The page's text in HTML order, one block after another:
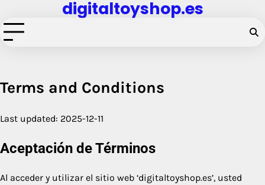
to
content
digitaltoyshop.es
Terms and Conditions
Last updated: 2025-12-11
Aceptación de Términos
Al acceder y utilizar el sitio web ‘digitaltoyshop.es’, usted